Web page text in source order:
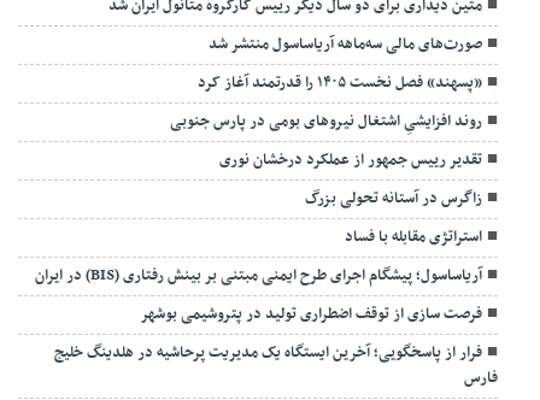
متین دیداری برای دو سال دیگر رییس کارگروه متانول ایران شد
صورت‌های مالی سه‌ماهه آریاساسول منتشر شد
«پسهند» فصل نخست ۱۴۰۵ را قدرتمند آغاز کرد
روند افزایشیِ اشتغال نیروهای بومی در پارس جنوبی
تقدیر رییس جمهور از عملکرد درخشان نوری
زاگرس در آستانه تحولی بزرگ
استراتژی مقابله با فساد
آریاساسول؛ پیشگام اجرای طرح ایمنی مبتنی بر بینش رفتاری (BIS) در ایران
فرصت سازی از توقف اضطراری تولید در پتروشیمی بوشهر
فرار از پاسخگویی؛ آخرین ایستگاه یک مدیریت پرحاشیه در هلدینگ خلیج
فارس